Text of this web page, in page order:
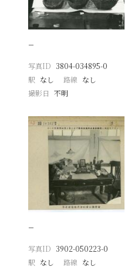
−
写真ID 3804-034895-0
駅 なし 路線 なし
撮影日
不明
−
写真ID 3902-050223-0
駅 なし 路線 なし